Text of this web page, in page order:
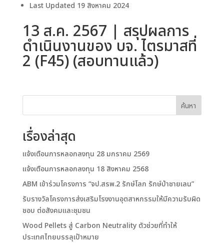
Last Updated 19 สิงหาคม 2024
13 ส.ค. 2567 | สรุปผลการ
ดำเนินงานของ บจ. ไตรมาสที่
2 (F45) (สอบทานแล้ว)
ค้นหา
เรื่องล่าสุด
แจ้งเตือนการหลอกลงทุน 28 มกราคม 2569
แจ้งเตือนการหลอกลงทุน 18 สิงหาคม 2568
ABM เข้าร่วมโครงการ “จป.สรพ.2 รักษ์โลก รักษ์ป่าชายเลน”
รับรางวัลโครงการส่งเสริมโรงงานอุตสาหกรรมให้มีความรับผิด
ชอบ ต่อสังคมและชุมชน
Wood Pellets สู่ Carbon Neutrality ตัวช่วยที่ทำให้
ประเทศไทยบรรลุเป้าหมาย